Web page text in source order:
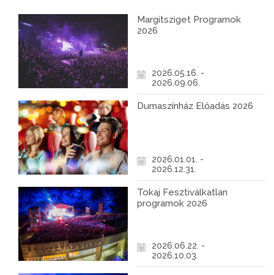
Margitsziget Programok
2026
2026.05.16. -
2026.09.06.
Dumaszínház Előadás 2026
2026.01.01. -
2026.12.31.
Tokaj Fesztiválkatlan
programok 2026
2026.06.22. -
2026.10.03.